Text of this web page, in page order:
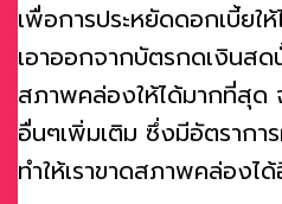
เพื่อการประหยัดดอกเบี้ยใ
เอาออกจากบัตรกดเงินส
สภาพคล่องให้ได้มากที่สุด
อื่นๆเพิ่มเติม ซึ่งมีอัตรากา
ทำให้เราขาดสภาพคล่องไ